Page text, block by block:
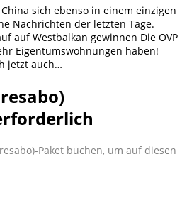
sich ebenso in einem einzigen
Nachrichten der letzten Tage.
auf Westbalkan gewinnen Die ÖVP
Eigentumswohnungen haben!
jetzt auch…
Paket buchen, um auf diesen